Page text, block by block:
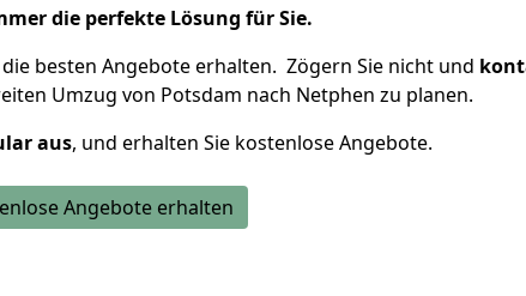
die perfekte Lösung für Sie.
besten Angebote erhalten. Zögern Sie nicht und
Umzug von Potsdam nach Netphen zu planen.
aus, und erhalten Sie kostenlose Angebote.
Angebote erhalten